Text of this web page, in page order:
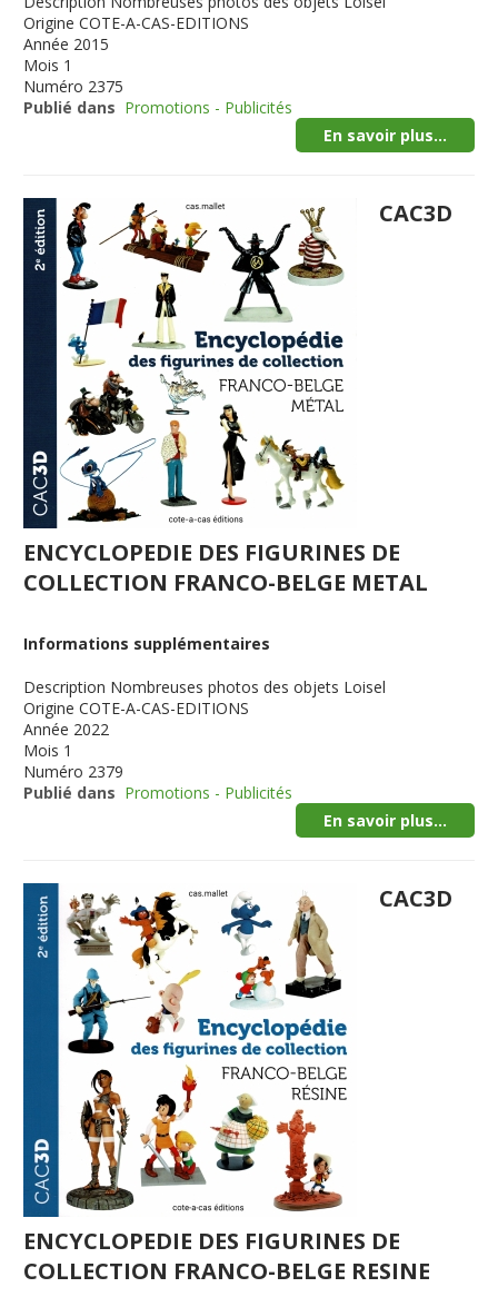
Origine COTE-A-CAS-EDITIONS
Année 2015
Mois 1
Numéro 2375
Publié dans Promotions - Publicités
En savoir plus...
CAC3D
ENCYCLOPEDIE DES FIGURINES DE
COLLECTION FRANCO-BELGE METAL
Informations supplémentaires
Description Nombreuses photos des objets Loisel
Origine COTE-A-CAS-EDITIONS
Année 2022
Mois 1
Numéro 2379
Publié dans Promotions - Publicités
En savoir plus...
CAC3D
ENCYCLOPEDIE DES FIGURINES DE
COLLECTION FRANCO-BELGE RESINE